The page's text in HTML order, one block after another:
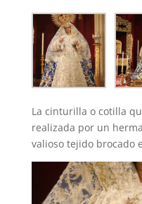
La cinturilla o cotilla
realizada por un
valioso tejido brocado